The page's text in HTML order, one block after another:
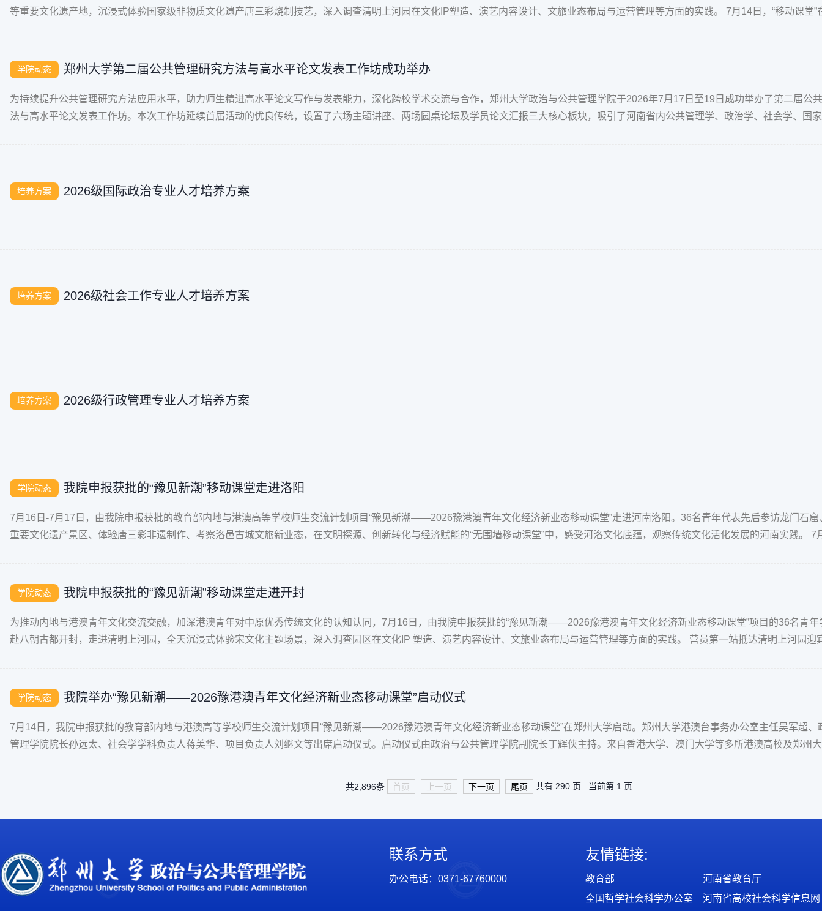
等重要文化遗产地，沉浸式体验国家级非物质文化遗产唐三彩烧制技艺，深入调查清明上河园在文化IP塑造、演艺内容设计、文旅业态布局与运营管理等方面的实践。 7月14日，“移动课堂”
学院动态 郑州大学第二届公共管理研究方法与高水平论文发表工作坊成功举办
为持续提升公共管理研究方法应用水平，助力师生精进高水平论文写作与发表能力，深化跨校学术交流与合作，郑州大学政治与公共管理学院于2026年7月17日至19日成功举办了第二届公
法与高水平论文发表工作坊。本次工作坊延续首届活动的优良传统，设置了六场主题讲座、两场圆桌论坛及学员论文汇报三大核心板块，吸引了河南省内公共管理学、政治学、社会学、国
培养方案 2026级国际政治专业人才培养方案
培养方案 2026级社会工作专业人才培养方案
培养方案 2026级行政管理专业人才培养方案
学院动态 我院申报获批的“豫见新潮”移动课堂走进洛阳
7月16日-7月17日，由我院申报获批的教育部内地与港澳高等学校师生交流计划项目“豫见新潮——2026豫港澳青年文化经济新业态移动课堂”走进河南洛阳。36名青年代表先后参访龙门石窟
重要文化遗产景区、体验唐三彩非遗制作、考察洛邑古城文旅新业态，在文明探源、创新转化与经济赋能的“无围墙移动课堂”中，感受河洛文化底蕴，观察传统文化活化发展的河南实践。 7
学院动态 我院申报获批的“豫见新潮”移动课堂走进开封
为推动内地与港澳青年文化交流交融，加深港澳青年对中原优秀传统文化的认知认同，7月16日，由我院申报获批的“豫见新潮——2026豫港澳青年文化经济新业态移动课堂”项目的36名青年
赴八朝古都开封，走进清明上河园，全天沉浸式体验宋文化主题场景，深入调查园区在文化IP 塑造、演艺内容设计、文旅业态布局与运营管理等方面的实践。 营员第一站抵达清明上河园迎
学院动态 我院举办“豫见新潮——2026豫港澳青年文化经济新业态移动课堂”启动仪式
7月14日，我院申报获批的教育部内地与港澳高等学校师生交流计划项目“豫见新潮——2026豫港澳青年文化经济新业态移动课堂”在郑州大学启动。郑州大学港澳台事务办公室主任吴军超、
管理学院院长孙远太、社会学学科负责人蒋美华、项目负责人刘继文等出席启动仪式。启动仪式由政治与公共管理学院副院长丁辉侠主持。来自香港大学、澳门大学等多所港澳高校及郑州
共2,896条 首页 上一页 下一页 尾页 共有 290 页 当前第 1 页
联系方式
办公电话：0371-67760000
友情链接:
教育部
河南省教育厅
全国哲学社会科学办公室
河南省高校社会科学信息网